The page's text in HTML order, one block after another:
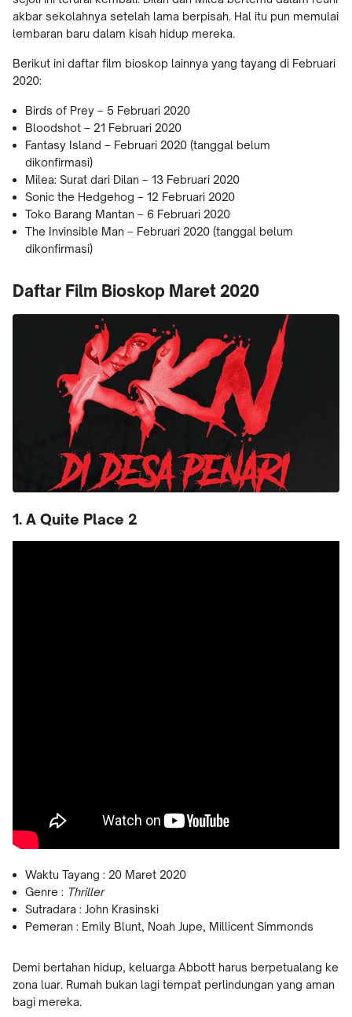
akbar sekolahnya setelah lama berpisah. Hal itu pun memulai
lembaran baru dalam kisah hidup mereka.
Berikut ini daftar film bioskop lainnya yang tayang di Februari
2020:
Birds of Prey – 5 Februari 2020
Bloodshot – 21 Februari 2020
Fantasy Island – Februari 2020 (tanggal belum
dikonfirmasi)
Milea: Surat dari Dilan – 13 Februari 2020
Sonic the Hedgehog – 12 Februari 2020
Toko Barang Mantan – 6 Februari 2020
The Invinsible Man – Februari 2020 (tanggal belum
dikonfirmasi)
Daftar Film Bioskop Maret 2020
1. A Quite Place 2
Waktu Tayang : 20 Maret 2020
Genre : Thriller
Sutradara : John Krasinski
Pemeran : Emily Blunt, Noah Jupe, Millicent Simmonds
Demi bertahan hidup, keluarga Abbott harus berpetualang ke
zona luar. Rumah bukan lagi tempat perlindungan yang aman
bagi mereka.